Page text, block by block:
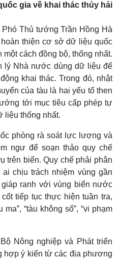
Video
E-Magazine
Infographic
gia về khai thác thủy hải
Thủ tướng Trần Hồng Hà
thiện cơ sở dữ liệu quốc
cách đồng bộ, thống nhất.
lý Nhà nước dùng dữ liệu để
khai thác. Trong đó, nhật
của tàu là hai yếu tố then
tới mục tiêu cấp phép tự
liệu thống nhất.
phòng rà soát lực lượng và
ngư để soạn thảo quy chế
trên biển. Quy chế phải phân
chịu trách nhiệm vùng gần
ranh với vùng biển nước
tiếp tục thực hiện tuần tra,
“tàu không số”, “vi phạm
Nông nghiệp và Phát triển
hợp ý kiến từ các địa phương